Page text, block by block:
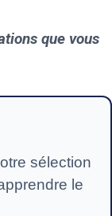
que vous
sélection
le